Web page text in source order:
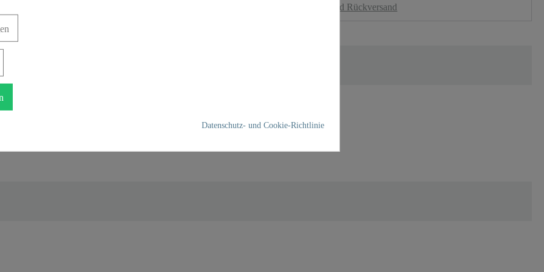
Kostenloser Versand und Rückversand
Datenschutz- und Cookie-Richtlinie